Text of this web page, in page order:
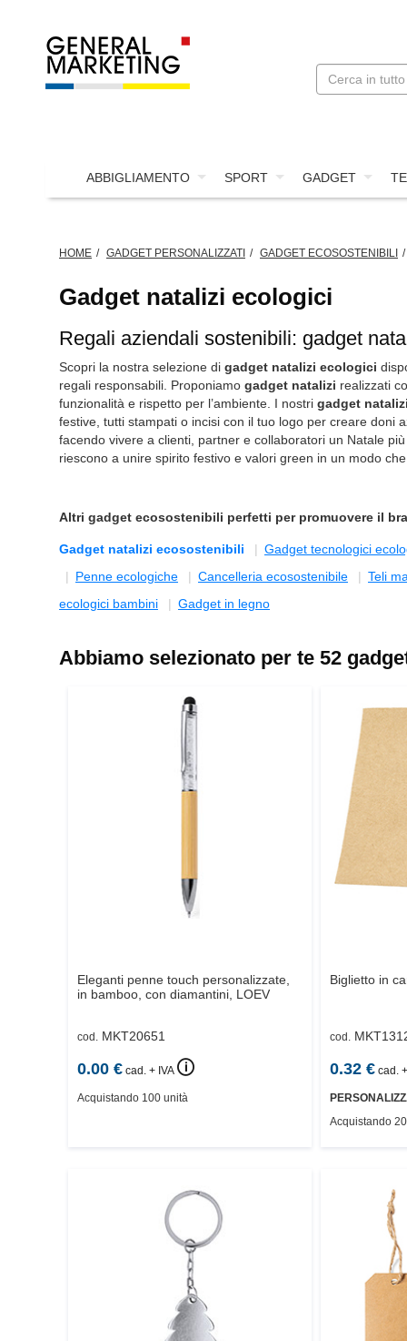
ABBIGLIAMENTO SPORT GADGET
HOME GADGET PERSONALIZZATI GADGET ECOSOSTENIBILI
Gadget natalizi ecologici
Regali aziendali sostenibili: gadget
Scopri la nostra selezione di gadget natalizi ecologici
regali responsabili. Proponiamo gadget natalizi realizzati
funzionalità e rispetto per l’ambiente. I nostri gadget
festive, tutti stampati o incisi con il tuo logo per creare doni
facendo vivere a clienti, partner e collaboratori un Natale
riescono a unire spirito festivo e valori green in un modo
Altri gadget ecosostenibili perfetti per promuovere il
Gadget natalizi ecosostenibili
Gadget tecnologici
Penne ecologiche
Cancelleria ecosostenibile
Teli
ecologici bambini
Gadget in legno
Abbiamo selezionato per te 52
Eleganti penne touch personalizzate,
in bamboo, con diamantini, LOEV
cod. MKT20651
0.00 € cad. + IVA 🛈
Acquistando 100 unità
Biglietto in
cod.
0.32€ cad.
Acquistando